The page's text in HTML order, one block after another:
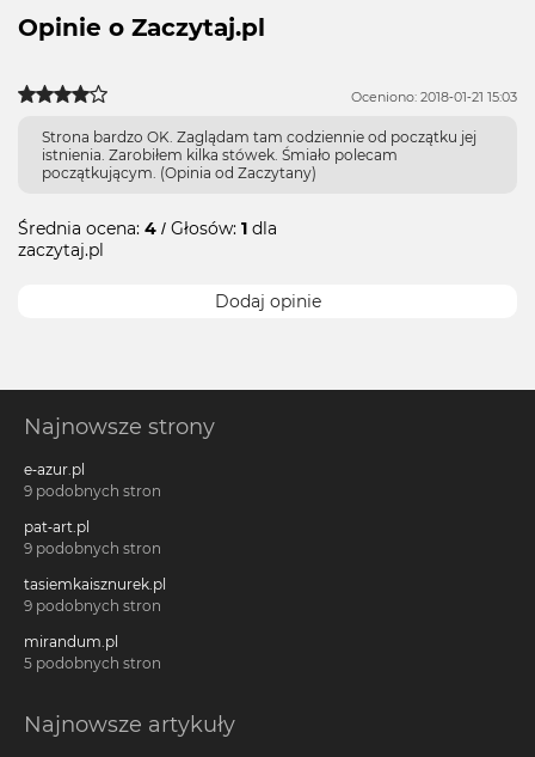
Opinie o Zaczytaj.pl
Oceniono: 2018-01-21 15:03
Strona bardzo OK. Zaglądam tam codziennie od początku jej
istnienia. Zarobiłem kilka stówek. Śmiało polecam
początkującym. (Opinia od Zaczytany)
Średnia ocena: 4 / Głosów: 1 dla
zaczytaj.pl
Dodaj opinie
Najnowsze strony
e-azur.pl
9 podobnych stron
pat-art.pl
9 podobnych stron
tasiemkaisznurek.pl
9 podobnych stron
mirandum.pl
5 podobnych stron
Najnowsze artykuły